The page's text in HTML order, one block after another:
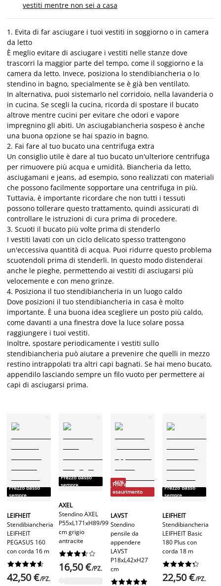
vestiti mentre non sei a casa
1. Evita di far asciugare i tuoi vestiti in soggiorno o in camera
da letto
È meglio evitare di asciugare i vestiti nelle stanze dove
trascorri la maggior parte del tempo, come il soggiorno e la
camera da letto. Invece, posiziona lo stendibiancheria o lo
stendino in bagno, specialmente se è già ben ventilato.
In alternativa, puoi sistemarlo nel corridoio, nella lavanderia o
in cucina. Se scegli la cucina, ricorda di spostare il bucato
altrove mentre cucini per evitare che odori e vapore
impregnino gli abiti. Un asciugabiancheria sospeso è anche
una buona opzione se hai spazio in bagno.
2. Fai fare al tuo bucato una centrifuga extra
Un consiglio utile è dare al tuo bucato un'ulteriore centrifuga
per rimuovere più acqua e umidità. Biancheria da letto,
asciugamani e jeans, ad esempio, sono realizzati con materiali
che possono facilmente sopportare una centrifuga in più.
Tuttavia, è importante ricordare che non tutti i tessuti
possono tollerare questo trattamento, quindi assicurati di
controllare le istruzioni di cura prima di procedere.
3. Scuoti il bucato più volte prima di stenderlo
I vestiti lavati con un ciclo delicato spesso trattengono
un'eccessiva quantità di acqua. Puoi ridurre questo problema
scuotendoli prima di stenderli. In questo modo distenderai
anche le pieghe, permettendo ai vestiti di asciugarsi più
velocemente e con meno grinze.
4. Posiziona il tuo stendibiancheria in un luogo caldo
Dove posizioni il tuo stendibiancheria in casa è molto
importante. È una buona idea scegliere un posto più caldo,
come davanti a una finestra dove la luce solare possa
raggiungere i tuoi vestiti.
Inoltre, spostare periodicamente i vestiti sullo
stendibiancheria può aiutare a prevenire che quelli in mezzo
restino intrappolati tra altri capi bagnati. Se hai meno bucato,
appendilo lasciando sempre un filo vuoto per permettere ai
capi di asciugarsi prima.
Prezzo basso
sempre
LEIFHEIT
Stendibiancheria
LEIFHEIT
PEGASUS 160
con corda 16 m






42,50 €/PZ.
Prezzo basso
sempre
AXEL
Stendino AXEL
P55xL171xH89/99
cm grigio
antracite






16,50 €/PZ.
-46%
Fino a
esaurimento
scorte
LAVST
Stendino
pensile da
appendere
LAVST
P18xL42xH27
cm






Prezzo basso
sempre
LEIFHEIT
Stendibiancheria
LEIFHEIT Basic
180 Plus con
corda 18 m






22,50 €/PZ.